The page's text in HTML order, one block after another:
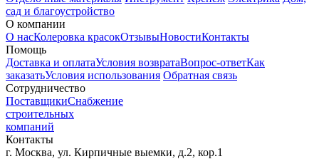
сад и благоустройство
О компании
О насКолеровка красокОтзывыНовостиКонтакты
Помощь
Доставка и оплатаУсловия возвратаВопрос-ответКак
заказатьУсловия использования Обратная связь
Сотрудничество
ПоставщикиСнабжение
строительных
компаний
Контакты
г. Москва, ул. Кирпичные выемки, д.2, кор.1